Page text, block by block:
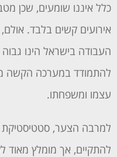
כלל איננו שומעים, שכן
אירועים קשים בלבד.
העבודה בישראל הינו
להתמודד במערכה הקשה
עצמו ומשפחתו.
למרבה הצער,
להתקיים, אך מומלץ מאוד